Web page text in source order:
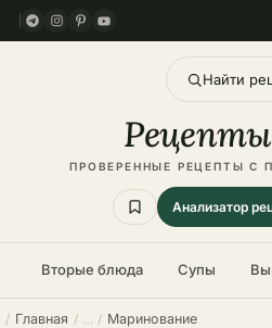
Найти
Рецепты
ПРОВЕРЕННЫЕ РЕЦЕПТЫ С
Анализатор
Вторые блюда Супы
Главная
Маринование